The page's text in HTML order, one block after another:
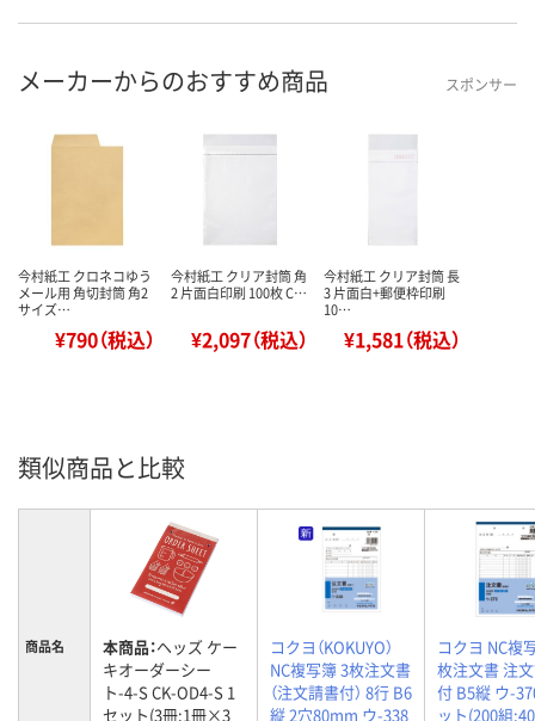
メーカーからのおすすめ商品 スポンサー
今村紙工 クロネコゆう
メール用 角切封筒 角2
サイズ…
¥790（税込）
今村紙工 クリア封筒 角
2 片面白印刷 100枚 C…
¥2,097（税込）
今村紙工 クリア封筒 長
3 片面白+郵便枠印刷
10…
¥1,581（税込）
類似商品と比較
商品名 本商品：ヘッズ ケー
キオーダーシー
ト-4-S CK-OD4-S 1
セット(3冊:1冊×3
コクヨ（KOKUYO）
NC複写簿 3枚注文書
（注文請書付） 8行 B6
縦 2穴80mm ウ-338
コクヨ NC複
枚注文書 注
付 B5縦 ウ-
ット(200組